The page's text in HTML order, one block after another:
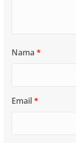
Nama *
Email*